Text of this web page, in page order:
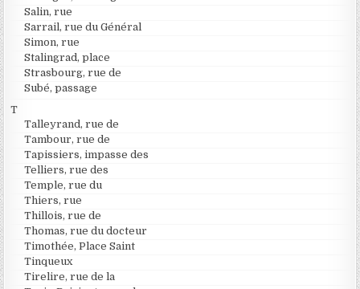
Salin, rue
Sarrail, rue du Général
Simon, rue
Stalingrad, place
Strasbourg, rue de
Subé, passage
T
Talleyrand, rue de
Tambour, rue de
Tapissiers, impasse des
Telliers, rue des
Temple, rue du
Thiers, rue
Thillois, rue de
Thomas, rue du docteur
Timothée, Place Saint
Tinqueux
Tirelire, rue de la